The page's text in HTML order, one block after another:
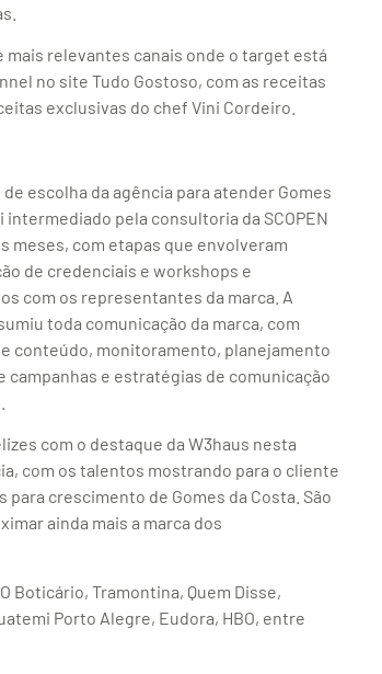
relevantes canais onde o target está
no site Tudo Gostoso, com as receitas
exclusivas do chef Vini Cordeiro.
de escolha da agência para atender Gomes
intermediado pela consultoria da SCOPEN
meses, com etapas que envolveram
de credenciais e workshops e
com os representantes da marca. A
toda comunicação da marca, com
conteúdo, monitoramento, planejamento
campanhas e estratégias de comunicação
com o destaque da W3haus nesta
com os talentos mostrando para o cliente
crescimento de Gomes da Costa. São
ainda mais a marca dos
Boticário, Tramontina, Quem Disse,
Porto Alegre, Eudora, HBO, entre